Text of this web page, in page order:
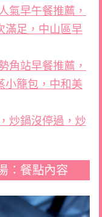
氣早午餐推薦，
滿足，中山區早
角站早餐推薦，
小籠包，中和美
炒鍋沒停過，炒
：餐點內容